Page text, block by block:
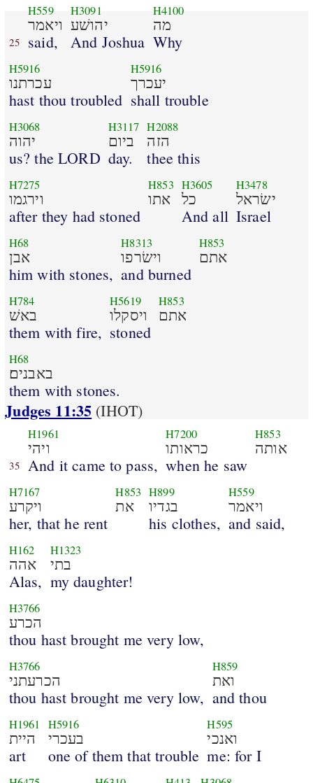
25
H559
ויאמר
said,
H3091
יהושׁע
And Joshua
H4100
מה
Why
H5916
עכרתנו
hast thou troubled
H5916
יעכרך
shall trouble
H3068
יהוה
us? the LORD
H3117
ביום
day.
H2088
הזה
thee this
H7275
וירגמו
after they had stoned
H853
אתו
H3605
כל
And all
H3478
ישׂראל
Israel
H68
אבן
him with stones,
H8313
וישׂרפו
and burned
H853
אתם
H784
באשׁ
them with fire,
H5619
ויסקלו
stoned
H853
אתם
H68
באבנים׃
them with stones.
Judges 11:35 (IHOT)
35
H1961
ויהי
And it came to pass,
H7200
כראותו
when he saw
H853
אותה
H7167
ויקרע
her, that he rent
H853
את
H899
בגדיו
his clothes,
H559
ויאמר
and said,
H162
אהה
Alas,
H1323
בתי
my daughter!
H3766
הכרע
thou hast brought me very low,
H3766
הכרעתני
thou hast brought me very low,
H859
ואת
and thou
H1961
היית
art
H5916
בעכרי
one of them that trouble
H595
ואנכי
me: for I